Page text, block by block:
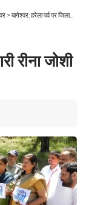
> बागेश्वर: हरेला पर्व पर जिलाधिकारी रीना जोशी ने फलदार पौधों का रोपण किया
रीना जोशी